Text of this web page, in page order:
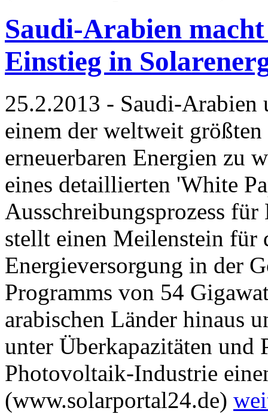
Saudi-Arabien
Einstieg in
25.2.2013 - Saudi-Arabien
einem der weltweit
erneuerbaren Energien zu
eines detaillierten 'White
Ausschreibungsprozess
stellt einen Meilenstein für
Energieversorgung in der
Programms von 54
arabischen Länder hinaus
unter Überkapazitäten und
Photovoltaik-Industrie
(www.solarportal24.de)